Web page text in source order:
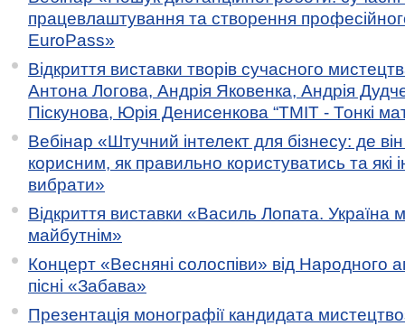
працевлаштування та створення
EuroPass»
Відкриття виставки творів сучасного
Антона Логова, Андрія Яковенка, Андрія
Піскунова, Юрія Денисенкова “ТМІТ - Тонкі
Вебінар «Штучний інтелект для бізнесу: де
корисним, як правильно користуватись та які
вибрати»
Відкриття виставки «Василь Лопата. Україна
майбутнім»
Концерт «Весняні солоспіви» від Народного
пісні «Забава»
Презентація монографії кандидата